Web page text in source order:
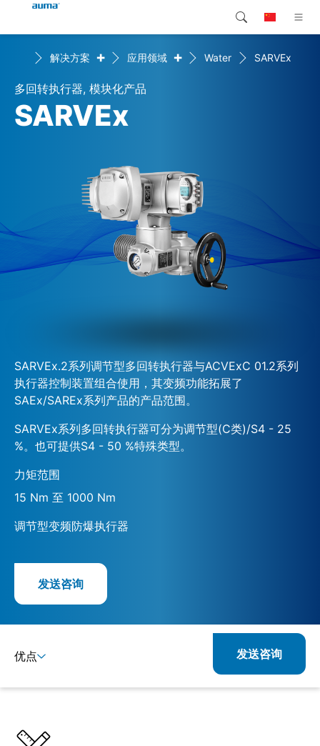
产品介绍
解决方案
联系我们
Global
欧洲
搜索解决方案 + 应用领域 + Water SARVEx
多回转执行器, 模块化产品
SARVEx
SARVEx.2系列调节型多回转执行器与ACVExC 01.2系列
执行器控制装置组合使用，其变频功能拓展了
SAEx/SAREx系列产品的产品范围。
SARVEx系列多回转执行器可分为调节型(C类)/S4 - 25
%。也可提供S4 - 50 %特殊类型。
力矩范围
15 Nm 至 1000 Nm
调节型变频防爆执行器
发送咨询
优点 发送咨询